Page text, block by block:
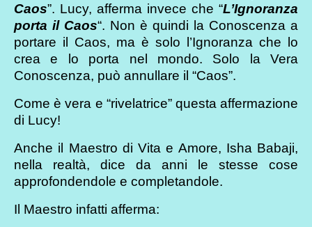
Caos”. Lucy, afferma invece che “L’Ignoranza
porta il Caos“. Non è quindi la Conoscenza a
portare il Caos, ma è solo l’Ignoranza che lo
crea e lo porta nel mondo. Solo la Vera
Conoscenza, può annullare il “Caos”.
Come è vera e “rivelatrice” questa affermazione
di Lucy!
Anche il Maestro di Vita e Amore, Isha Babaji,
nella realtà, dice da anni le stesse cose
approfondendole e completandole.
Il Maestro infatti afferma: